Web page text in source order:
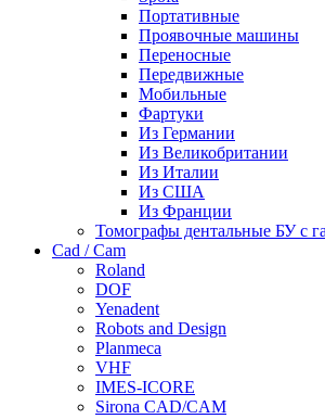
Портативные
Проявочные машины
Переносные
Передвижные
Мобильные
Фартуки
Из Германии
Из Великобритании
Из Италии
Из США
Из Франции
Томографы дентальные БУ с
Cad / Cam
Roland
DOF
Yenadent
Robots and Design
Planmeca
VHF
IMES-ICORE
Sirona CAD/CAM